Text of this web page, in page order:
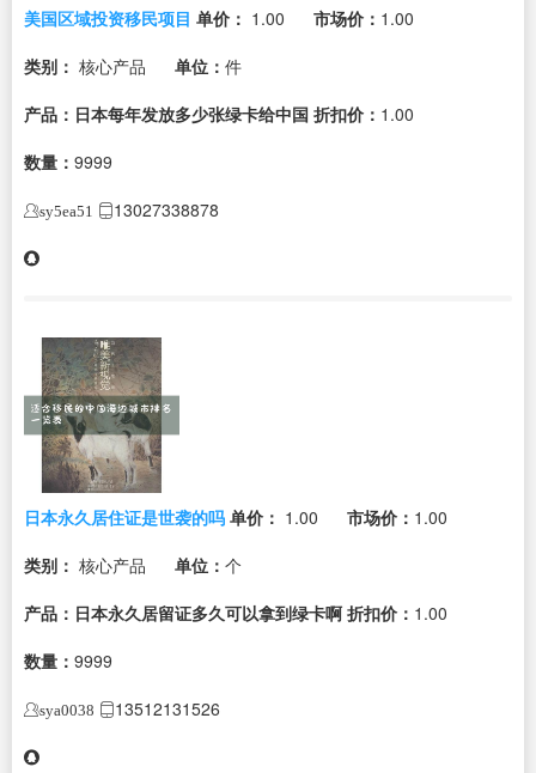
美国区域投资移民项目 单价： 1.00 市场价： 1.00
类别： 核心产品 单位： 件
产品：日本每年发放多少张绿卡给中国 折扣价： 1.00
数量： 9999
sy5ea51 13027338878
日本永久居住证是世袭的吗 单价： 1.00 市场价： 1.00
类别： 核心产品 单位： 个
产品：日本永久居留证多久可以拿到绿卡啊 折扣价： 1.00
数量： 9999
sya0038 13512131526